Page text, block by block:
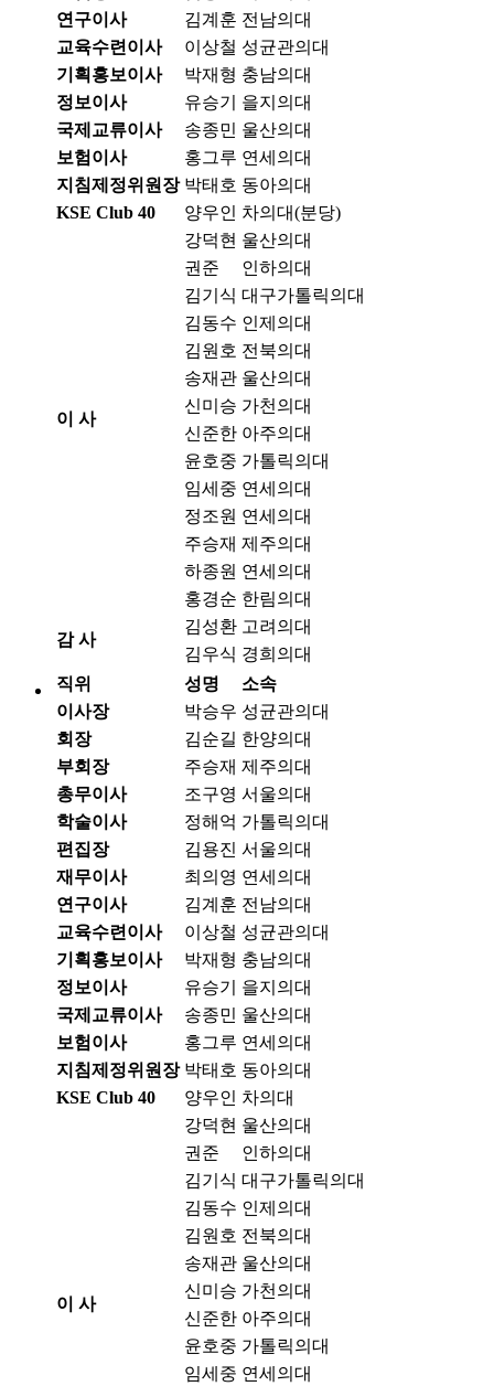
연구이사
김계훈 전남의대
교육수련이사
이상철 성균관의대
기획홍보이사
박재형 충남의대
정보이사
유승기
을지의대
국제교류이사
송종민 울산의대
보험이사
홍그루 연세의대
지침제정위원장 박태호 동아의대
KSE Club 40
양우인 차의대(분당)
이 사
강덕현 울산의대
권준
인하의대
김기식 대구가톨릭의대
김동수 인제의대
김원호 전북의대
송재관 울산의대
신미승 가천의대
신준한 아주의대
윤호중 가톨릭의대
임세중 연세의대
정조원 연세의대
주승재 제주의대
하종원 연세의대
홍경순 한림의대
감 사
김성환 고려의대
김우식 경희의대
직위
성명
소속
이사장
박승우 성균관의대
회장
김순길 한양의대
부회장
주승재 제주의대
총무이사
조구영 서울의대
학술이사
정해억 가톨릭의대
편집장
김용진 서울의대
재무이사
최의영 연세의대
연구이사
김계훈 전남의대
교육수련이사
이상철 성균관의대
기획홍보이사
박재형 충남의대
정보이사
유승기
을지의대
국제교류이사
송종민 울산의대
보험이사
홍그루 연세의대
지침제정위원장 박태호 동아의대
KSE Club 40
양우인 차의대
이 사
강덕현 울산의대
권준
인하의대
김기식 대구가톨릭의대
김동수 인제의대
김원호 전북의대
송재관 울산의대
신미승 가천의대
신준한 아주의대
윤호중 가톨릭의대
임세중 연세의대